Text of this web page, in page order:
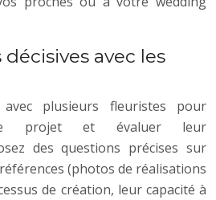
avec les
avec plusieurs fleuristes pour
projet et évaluer leur
des questions précises sur
(photos de réalisations
de création, leur capacité à